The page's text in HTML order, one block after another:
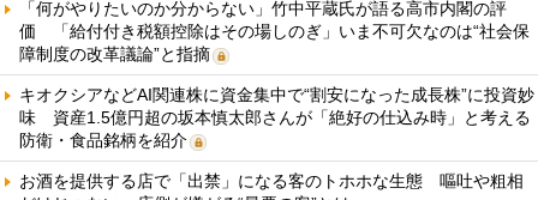
「何がやりたいのか分からない」竹中平蔵氏が語る高市内閣の評
価 「給付付き税額控除はその場しのぎ」いま不可欠なのは“社会保
障制度の改革議論”と指摘
キオクシアなどAI関連株に資金集中で“割安になった成長株”に投資妙
味 資産1.5億円超の坂本慎太郎さんが「絶好の仕込み時」と考える
防衛・食品銘柄を紹介
お酒を提供する店で「出禁」になる客のトホホな生態 嘔吐や粗相